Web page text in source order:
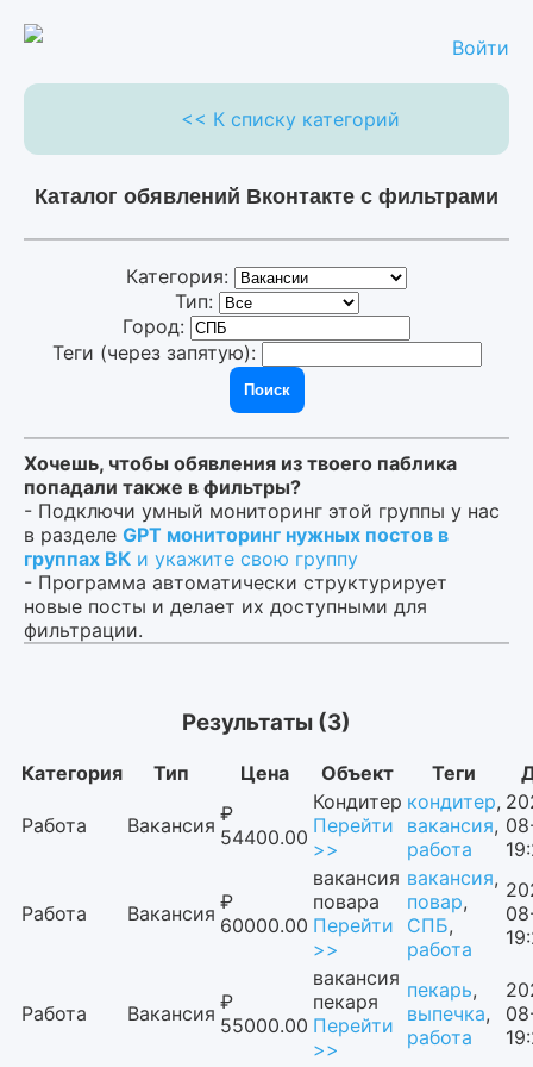
Войти
<< К списку категорий
Каталог обявлений Вконтакте с фильтрами
Категория:
Тип:
Город:
Теги (через запятую):
Поиск
Хочешь, чтобы обявления из твоего паблика
попадали также в фильтры?
- Подключи умный мониторинг этой группы у нас
в разделе GPT мониторинг нужных постов в
группах ВК и укажите свою группу
- Программа автоматически структурирует
новые посты и делает их доступными для
фильтрации.
Результаты (3)
Категория Тип Цена Объект Теги
Работа Вакансия ₽
54400.00
Кондитер
Перейти
>>
кондитер,
вакансия,
работа
Работа Вакансия ₽
60000.00
вакансия
повара
Перейти
>>
вакансия,
повар,
СПБ,
работа
Работа Вакансия ₽
55000.00
вакансия
пекаря
Перейти
>>
пекарь,
выпечка,
работа